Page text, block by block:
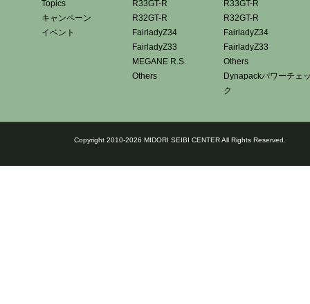
Topics
キャンペーン
イベント
R33GT-R
R32GT-R
FairladyZ34
FairladyZ33
MEGANE R.S.
Others
R33GT-R
R32GT-R
FairladyZ34
FairladyZ33
Others
Dynapackパワーチェ
ク
Copyright 2010-2026 MIDORI SEIBI CENTER All Rights Reserved.